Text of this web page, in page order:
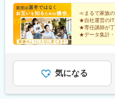
り（期間中は月給23万円以
験がある方は、現職・前職
あり。個人の頑張りに応じ
円（経験2年入社）年収650
験5年入社）
≪まるで家族
★自社運営のIT
★専任講師が丁
★データ集計
気になる